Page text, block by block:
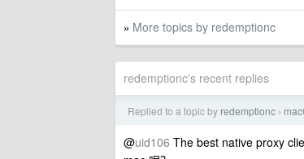
» More topics by redemptionc
redemptionc's recent replies
Replied to a topic by redemptionc ›
@uid106 The best native proxy